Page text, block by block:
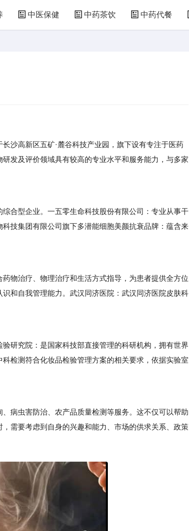
中医保健 中药茶饮 中药代餐
高新区五矿·麓谷科技产业园，旗下设有专注于医药
发及评价领域具有较高的专业水平和服务能力，与多家
型企业。一五零生命科技股份有限公司：专业从事干
技集团有限公司旗下多潜能细胞美颜抗衰品牌：蕴含来
治疗、物理治疗和生活方式指导，为患者提供全方位
和自我管理能力。武汉同济医院：武汉同济医院皮肤科
究院：是国家科技部直接管理的科研机构，拥有世界
检测符合化妆品检验管理方案的相关要求，依据实验室
虫害防治、农产品质量检测等服务。这不仅可以帮助
需要考虑到自身的兴趣和能力、市场的供求关系、政策